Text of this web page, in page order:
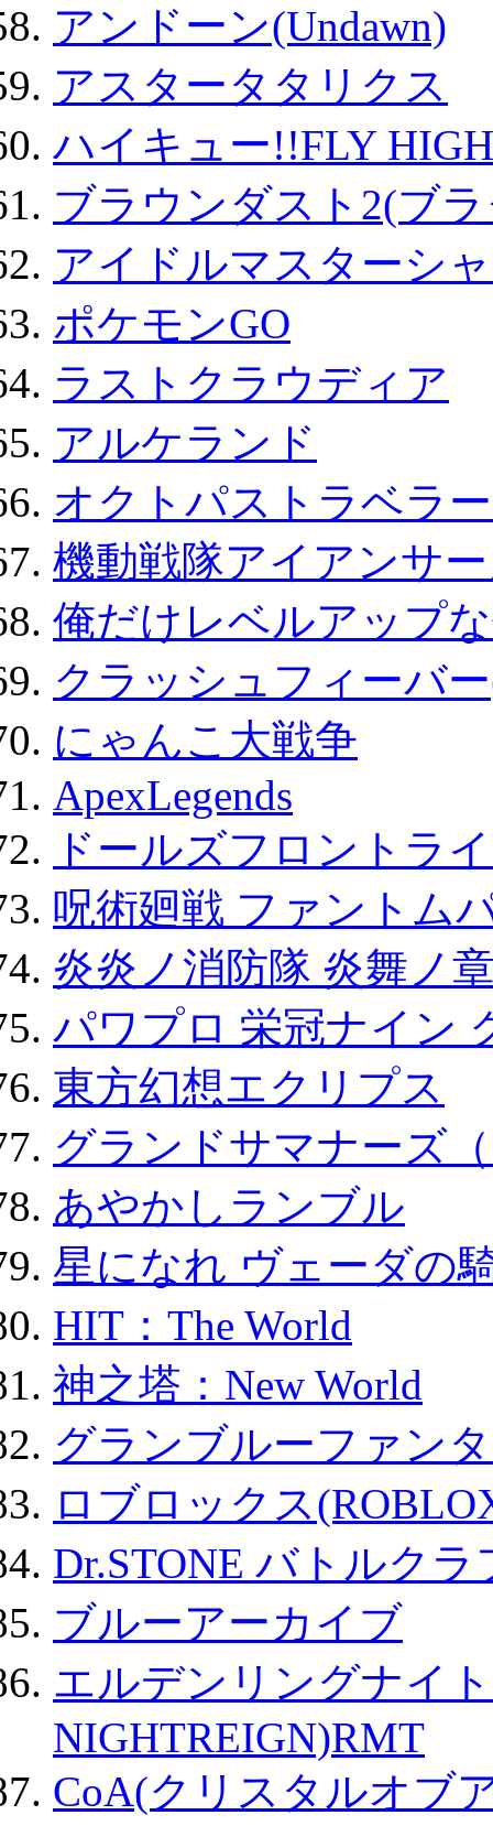
アンドーン(Undawn)
アスタータタリクス
ハイキュー!!FLY HIGH
ブラウンダスト2(ブ
アイドルマスターシ
ポケモンGO
ラストクラウディア
アルケランド
オクトパストラベラ
機動戦隊アイアンサ
俺だけレベルアップ
クラッシュフィーバ
にゃんこ大戦争
ApexLegends
ドールズフロントラ
呪術廻戦 ファントム
炎炎ノ消防隊 炎舞ノ
パワプロ 栄冠ナイン
東方幻想エクリプス
グランドサマナーズ
あやかしランブル
星になれ ヴェーダの
HIT：The World
神之塔：New World
グランブルーファン
ロブロックス
Dr.STONE バトルク
ブルーアーカイブ
エルデンリングナイ
NIGHTREIGN)RMT
CoA(クリスタルオブ